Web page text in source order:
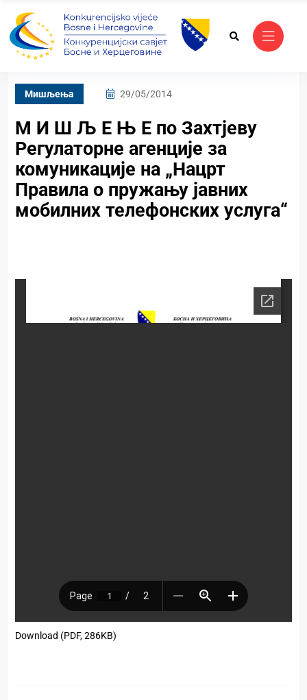
Mишљења 29/05/2014
М И Ш Љ Е Њ Е по Захтјеву
Регулаторне агенције за
комуникације на „Нацрт
Правила о пружању јавних
мобилних телефонских услуга“
Download (PDF, 286KB)